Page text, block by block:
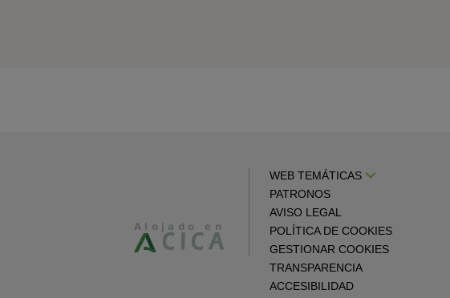
WEB TEMÁTICAS
PATRONOS
AVISO LEGAL
POLÍTICA DE COOKIES
GESTIONAR COOKIES
TRANSPARENCIA
ACCESIBILIDAD